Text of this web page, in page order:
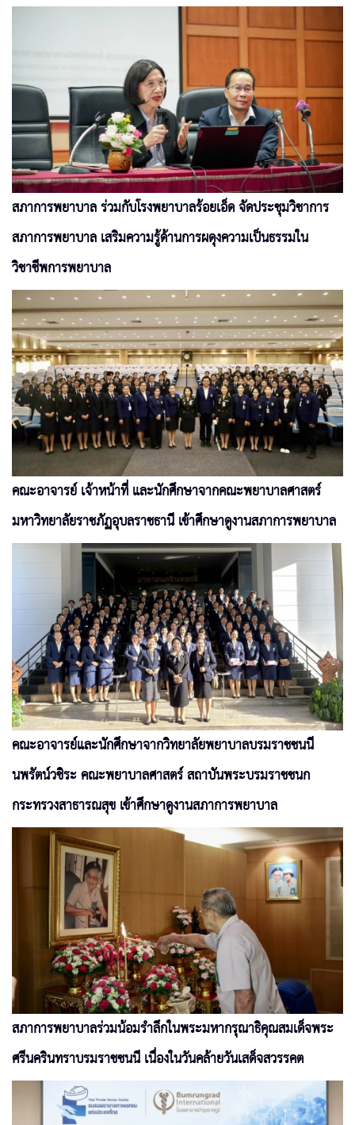
สภาการพยาบาล ร่วมกับโรงพยาบาลร้อยเอ็ด จัดประชุมวิชาการ
สภาการพยาบาล เสริมความรู้ด้านการผดุงความเป็นธรรมใน
วิชาชีพการพยาบาล
คณะอาจารย์ เจ้าหน้าที่ และนักศึกษาจากคณะพยาบาลศาสตร์
มหาวิทยาลัยราชภัฏอุบลราชธานี เข้าศึกษาดูงานสภาการพยาบาล
คณะอาจารย์และนักศึกษาจากวิทยาลัยพยาบาลบรมราชชนนี
นพรัตน์วชิระ คณะพยาบาลศาสตร์ สถาบันพระบรมราชชนก
กระทรวงสาธารณสุข เข้าศึกษาดูงานสภาการพยาบาล
สภาการพยาบาลร่วมน้อมรำลึกในพระมหากรุณาธิคุณสมเด็จพระ
ศรีนครินทราบรมราชชนนี เนื่องในวันคล้ายวันเสด็จสวรรคต